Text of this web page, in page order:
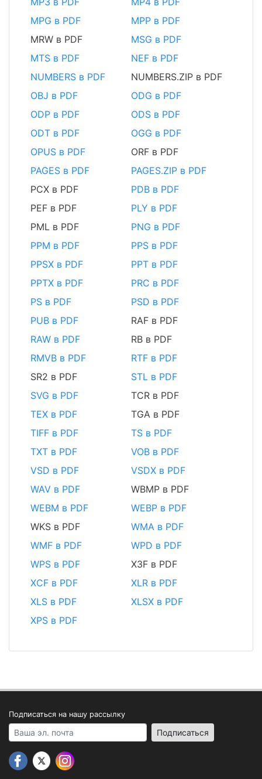
MPG в PDF
MPP в PDF
MRW в PDF
MSG в PDF
MTS в PDF
NEF в PDF
NUMBERS в PDF
NUMBERS.ZIP в PDF
OBJ в PDF
ODG в PDF
ODP в PDF
ODS в PDF
ODT в PDF
OGG в PDF
OPUS в PDF
ORF в PDF
PAGES в PDF
PAGES.ZIP в PDF
PCX в PDF
PDB в PDF
PEF в PDF
PLY в PDF
PML в PDF
PNG в PDF
PPM в PDF
PPS в PDF
PPSX в PDF
PPT в PDF
PPTX в PDF
PRC в PDF
PS в PDF
PSD в PDF
PUB в PDF
RAF в PDF
RAW в PDF
RB в PDF
RMVB в PDF
RTF в PDF
SR2 в PDF
STL в PDF
SVG в PDF
TCR в PDF
TEX в PDF
TGA в PDF
TIFF в PDF
TS в PDF
TXT в PDF
VOB в PDF
VSD в PDF
VSDX в PDF
WAV в PDF
WBMP в PDF
WEBM в PDF
WEBP в PDF
WKS в PDF
WMA в PDF
WMF в PDF
WPD в PDF
WPS в PDF
X3F в PDF
XCF в PDF
XLR в PDF
XLS в PDF
XLSX в PDF
XPS в PDF
Подписаться на нашу рассылку
Your email address Подписаться